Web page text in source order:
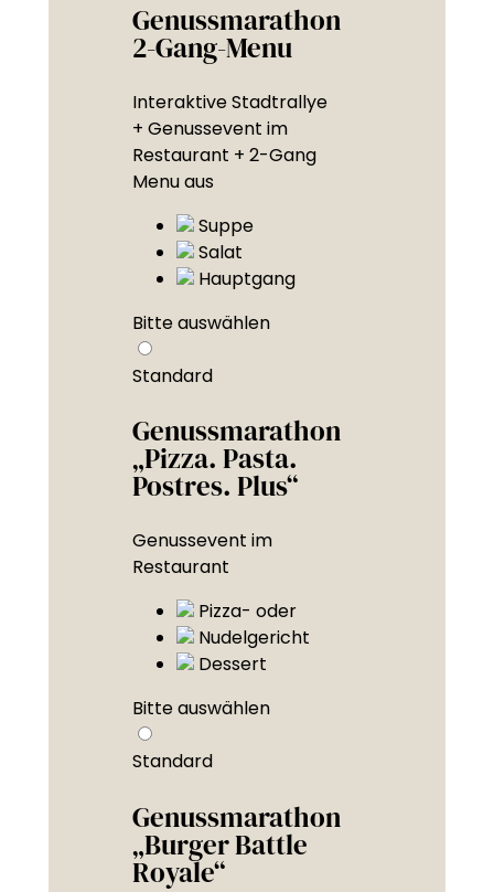
Genussmarathon
2-Gang-Menu
Interaktive Stadtrallye
+ Genussevent im
Restaurant + 2-Gang
Menu aus
Suppe
Salat
Hauptgang
Bitte auswählen
Standard
Genussmarathon
„Pizza. Pasta.
Postres. Plus“
Genussevent im
Restaurant
Pizza- oder
Nudelgericht
Dessert
Bitte auswählen
Standard
Genussmarathon
„Burger Battle
Royale“